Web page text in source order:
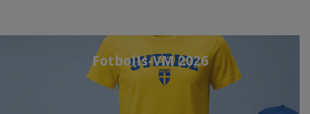
Fotbolls-VM 2026